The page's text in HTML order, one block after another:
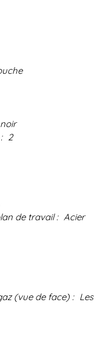
2
de travail : Acier
(vue de face) : Les